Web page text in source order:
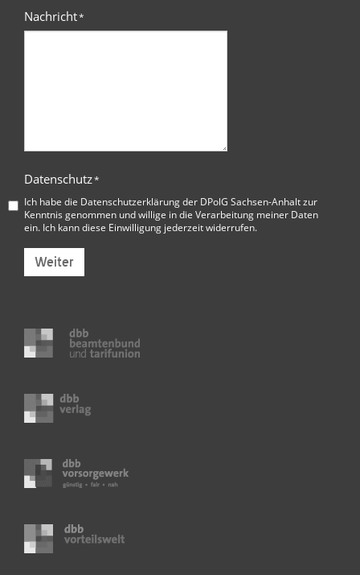
Nachricht*
Datenschutz*
Ich habe die Datenschutzerklärung der DPolG Sachsen-Anhaltzur
Kenntnis genommen und willige in die Verarbeitung meiner Daten
ein. Ich kann diese Einwilligung jederzeit widerrufen.
Weiter